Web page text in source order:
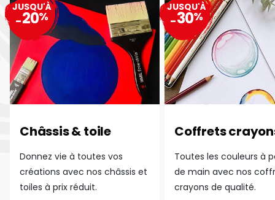
Châssis & toile
Donnez vie à toutes vos
créations avec nos châssis et
toiles à prix réduit.
JUSQU'À
-20%
Coffrets
Toutes les couleurs à
de main avec nos
crayons de qualité.
JUSQU'À
-30%